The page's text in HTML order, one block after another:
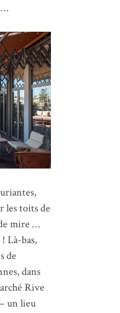
…
les toits de
mire …
Là-bas,
de
dans
Rive
un lieu